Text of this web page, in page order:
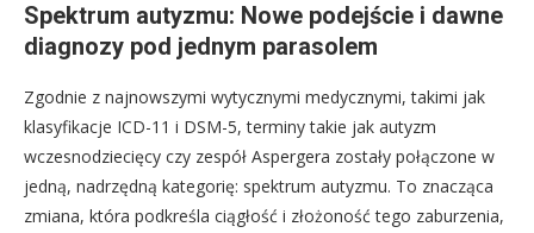
Spektrum autyzmu: Nowe podejście i dawne
diagnozy pod jednym parasolem
Zgodnie z najnowszymi wytycznymi medycznymi, takimi jak
klasyfikacje ICD-11 i DSM-5, terminy takie jak autyzm
wczesnodziecięcy czy zespół Aspergera zostały połączone w
jedną, nadrzędną kategorię: spektrum autyzmu. To znacząca
zmiana, która podkreśla ciągłość i złożoność tego zaburzenia,